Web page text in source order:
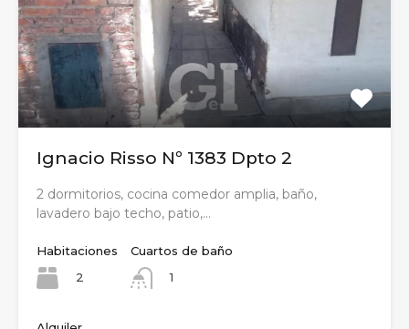
Ignacio Risso Nº 1383 Dpto 2
2 dormitorios, cocina comedor amplia, baño,
lavadero bajo techo, patio,…
Habitaciones
2
Cuartos de baño
1